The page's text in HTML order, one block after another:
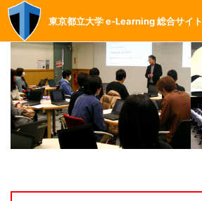
東京都立大学 e-Learning 総合サイト